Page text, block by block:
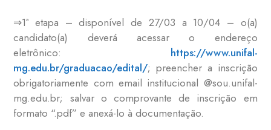
⇒1ª etapa – disponível de 27/03 a 10/04 – o(a)
candidato(a) deverá acessar o endereço
eletrônico: https://www.unifal-
mg.edu.br/graduacao/edital/; preencher a inscrição
obrigatoriamente com email institucional @sou.unifal-
mg.edu.br; salvar o comprovante de inscrição em
formato “.pdf” e anexá-lo à documentação.